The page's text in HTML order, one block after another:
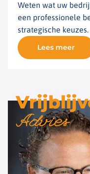
Weten wat uw
een professionele
strategische keuzes.
Lees meer
Advies